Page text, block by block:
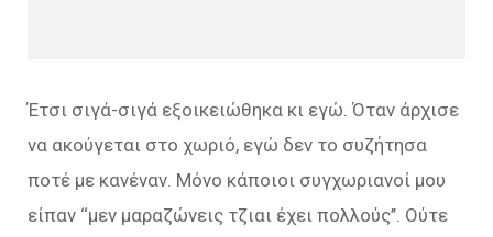
Έτσι σιγά-σιγά εξοικειώθηκα κι εγώ. Όταν άρχισε
να ακούγεται στο χωριό, εγώ δεν το συζήτησα
ποτέ με κανέναν. Μόνο κάποιοι συγχωριανοί μου
είπαν ‘‘μεν μαραζώνεις τζιαι έχει πολλούς’’. Ούτε